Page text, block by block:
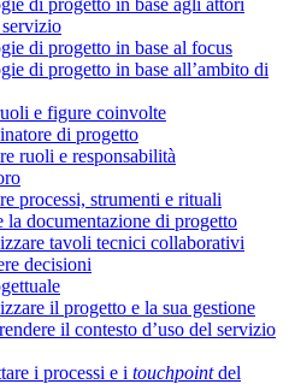
di progetto in base agli attori
di progetto in base al focus
di progetto in base all’ambito di
e figure coinvolte
di progetto
ruoli e responsabilità
processi, strumenti e rituali
la documentazione di progetto
tavoli tecnici collaborativi
decisioni
il progetto e la sua gestione
il contesto d’uso del servizio
i processi e i touchpointdel